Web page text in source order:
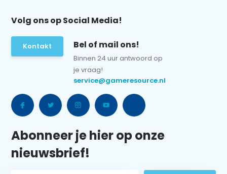
Volg ons op Social Media!
Kontakt Bel of mail ons!
Binnen 24 uur antwoord op
je vraag!
service@gameresource.nl
Abonneer je hier op onze
nieuwsbrief!